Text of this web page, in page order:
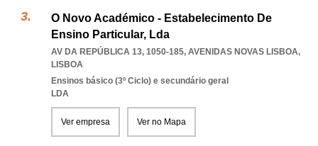
O Novo Académico - Estabelecimento De
Ensino Particular, Lda
AV DA REPÚBLICA 13, 1050-185, AVENIDAS NOVAS LISBOA,
LISBOA
Ensinos básico (3º Ciclo) e secundário geral
LDA
Ver empresa Ver no Mapa